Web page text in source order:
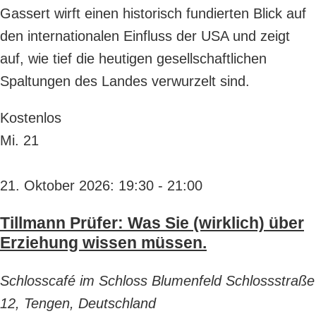
Gassert wirft einen historisch fundierten Blick auf
den internationalen Einfluss der USA und zeigt
auf, wie tief die heutigen gesellschaftlichen
Spaltungen des Landes verwurzelt sind.
Kostenlos
Mi. 21
21. Oktober 2026: 19:30 - 21:00
Tillmann Prüfer: Was Sie (wirklich) über
Erziehung wissen müssen.
Schlosscafé im Schloss Blumenfeld Schlossstraße
12, Tengen, Deutschland